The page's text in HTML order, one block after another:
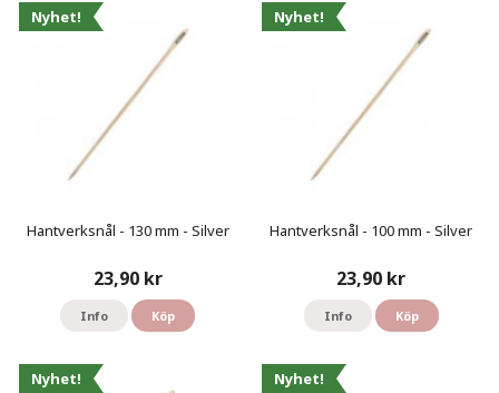
Nyhet!
Hantverksnål - 130 mm - Silver
23,90 kr
Info Köp
Nyhet!
Hantverksnål - 100 mm - Silver
23,90 kr
Info Köp
Nyhet! Nyhet!